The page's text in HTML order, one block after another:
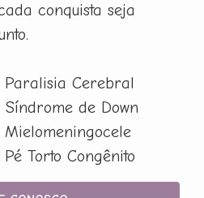
conquista seja
Cerebral
de Down
Torto Congênito